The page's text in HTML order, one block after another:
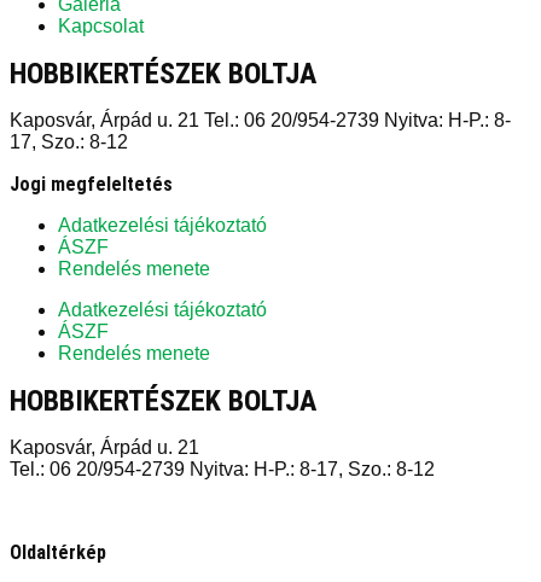
Galéria
Kapcsolat
HOBBIKERTÉSZEK BOLTJA
Kaposvár, Árpád u. 21 Tel.: 06 20/954-2739 Nyitva: H-P.: 8-
17, Szo.: 8-12
Jogi megfeleltetés
Adatkezelési tájékoztató
ÁSZF
Rendelés menete
Adatkezelési tájékoztató
ÁSZF
Rendelés menete
HOBBIKERTÉSZEK BOLTJA
Kaposvár, Árpád u. 21
Tel.: 06 20/954-2739 Nyitva: H-P.: 8-17, Szo.: 8-12
Oldaltérkép